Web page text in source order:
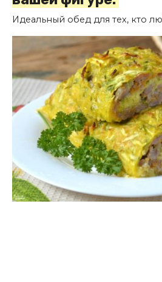
Идеальный обед для тех, кто